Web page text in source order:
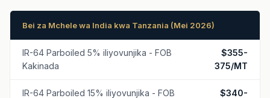
Bei za Mchele wa India kwa Tanzania (Mei 2026)
IR-64 Parboiled 5% iliyovunjika - FOB
Kakinada
$355-
375/MT
IR-64 Parboiled 15% iliyovunjika - FOB
$340-